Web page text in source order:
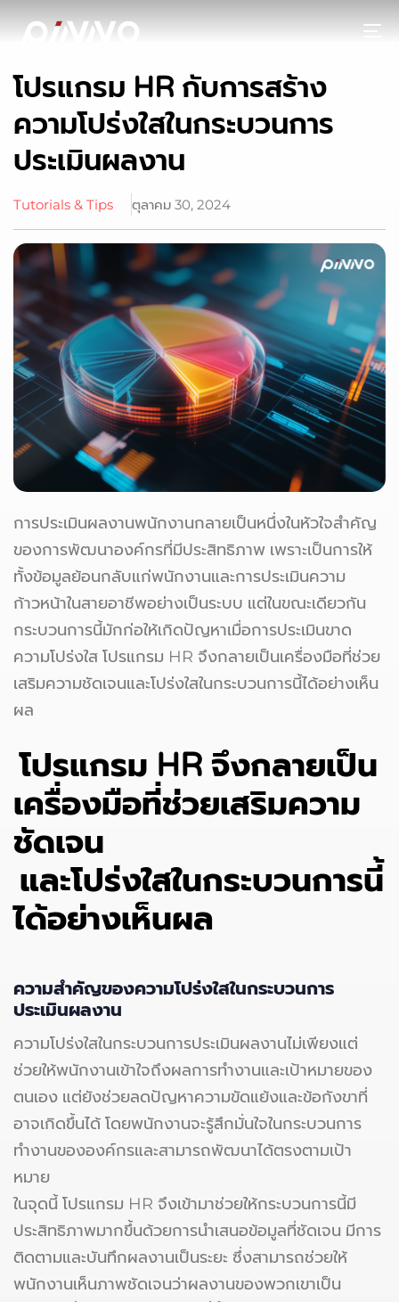
โปรแกรม HR กับการสร้าง
ความโปร่งใสในกระบวนการ
ประเมินผลงาน
Tutorials & Tips ตุลาคม 30, 2024
การประเมินผลงานพนักงานกลายเป็นหนึ่งในหัวใจสำคัญ
ของการพัฒนาองค์กรที่มีประสิทธิภาพ เพราะเป็นการให้
ทั้งข้อมูลย้อนกลับแก่พนักงานและการประเมินความ
ก้าวหน้าในสายอาชีพอย่างเป็นระบบ แต่ในขณะเดียวกัน
กระบวนการนี้มักก่อให้เกิดปัญหาเมื่อการประเมินขาด
ความโปร่งใส โปรแกรม HR จึงกลายเป็นเครื่องมือที่ช่วย
เสริมความชัดเจนและโปร่งใสในกระบวนการนี้ได้อย่างเห็น
ผล
โปรแกรม HR จึงกลายเป็น
เครื่องมือที่ช่วยเสริมความ
ชัดเจน
และโปร่งใสในกระบวนการนี้
ได้อย่างเห็นผล
ความสำคัญของความโปร่งใสในกระบวนการ
ประเมินผลงาน
ความโปร่งใสในกระบวนการประเมินผลงานไม่เพียงแต่
ช่วยให้พนักงานเข้าใจถึงผลการทำงานและเป้าหมายของ
ตนเอง แต่ยังช่วยลดปัญหาความขัดแย้งและข้อกังขาที่
อาจเกิดขึ้นได้ โดยพนักงานจะรู้สึกมั่นใจในกระบวนการ
ทำงานขององค์กรและสามารถพัฒนาได้ตรงตามเป้า
หมาย
ในจุดนี้ โปรแกรม HR จึงเข้ามาช่วยให้กระบวนการนี้มี
ประสิทธิภาพมากขึ้นด้วยการนำเสนอข้อมูลที่ชัดเจน มีการ
ติดตามและบันทึกผลงานเป็นระยะ ซึ่งสามารถช่วยให้
พนักงานเห็นภาพชัดเจนว่าผลงานของพวกเขาเป็น